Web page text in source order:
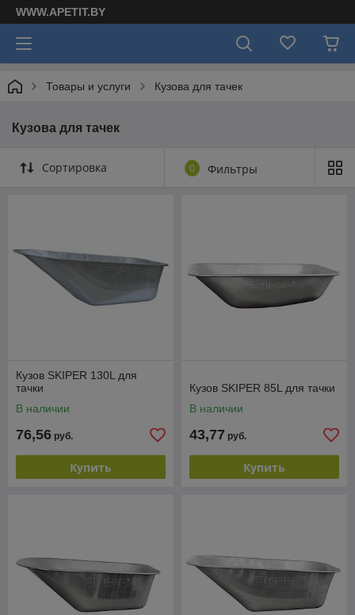
WWW.APETIT.BY
Товары и услуги Кузова для тачек
Кузова для тачек
Сортировка 0 Фильтры
Кузов SKIPER 130L для
тачки
В наличии
76,56 руб.
Купить
Кузов SKIPER 85L для тачки
В наличии
43,77 руб.
Купить